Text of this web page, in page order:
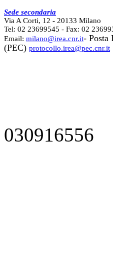
Sede secondaria
Via A Corti, 12 - 20133 Milano
Tel: 02 23699545 - Fax: 02
Email: milano@irea.cnr.it- Posta
(PEC) protocollo.irea@pec.cnr.it
030916556